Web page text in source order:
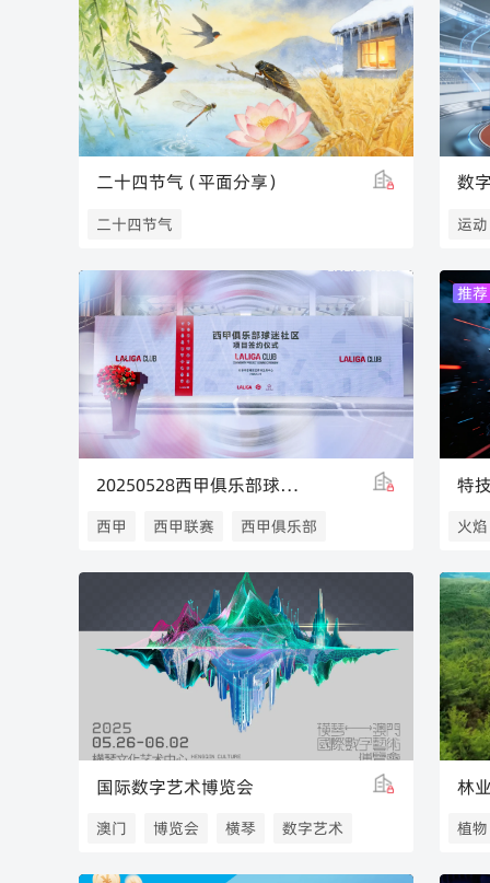
精
二十四节气（平面分享）
二十四节气
数
运动
20250528西甲俱乐部球迷社区签约
西甲 西甲联赛
西甲俱乐部
球迷社区
推荐
特
火焰
效
国际数字艺术博览会
澳门 博览会 横琴
数字艺术
国际数字艺术
艺术博览会
林
植物